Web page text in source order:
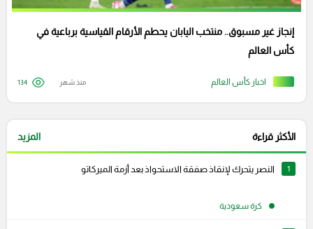
اخبار كأس العالم
إنجاز غير مسبوق.. منتخب اليابان يحطم الأرقام القياسية برباعية في
كأس العالم
منذ شهر 134
الأكثر قراءة المزيد
1 النصر يتحرك لإنقاذ صفقة الاستحواذ بعد أزمة الميركاتو
كرة سعودية